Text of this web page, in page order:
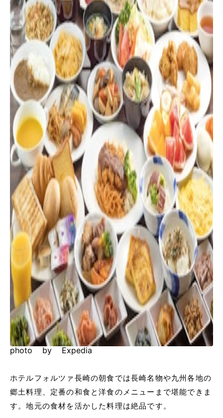
photo by Expedia
ホテルフォルツァ長崎の朝食では長崎名物や九州各地の
郷土料理、定番の和食と洋食のメニューまで堪能できま
す。地元の食材を活かした料理は絶品です。